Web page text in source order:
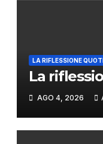
LA RIFLESSIONE
La
AGO 4, 2026